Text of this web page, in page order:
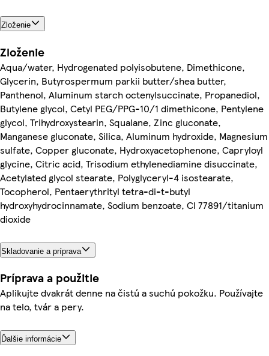
Zloženie
Zloženie
Aqua/water, Hydrogenated polyisobutene, Dimethicone,
Glycerin, Butyrospermum parkii butter/shea butter,
Panthenol, Aluminum starch octenylsuccinate, Propanediol,
Butylene glycol, Cetyl PEG/PPG-10/1 dimethicone, Pentylene
glycol, Trihydroxystearin, Squalane, Zinc gluconate,
Manganese gluconate, Silica, Aluminum hydroxide, Magnesium
sulfate, Copper gluconate, Hydroxyacetophenone, Capryloyl
glycine, Citric acid, Trisodium ethylenediamine disuccinate,
Acetylated glycol stearate, Polyglyceryl-4 isostearate,
Tocopherol, Pentaerythrityl tetra-di-t-butyl
hydroxyhydrocinnamate, Sodium benzoate, CI 77891/titanium
dioxide
Skladovanie a príprava
Príprava a použitie
Aplikujte dvakrát denne na čistú a suchú pokožku. Používajte
na telo, tvár a pery.
Ďalšie informácie